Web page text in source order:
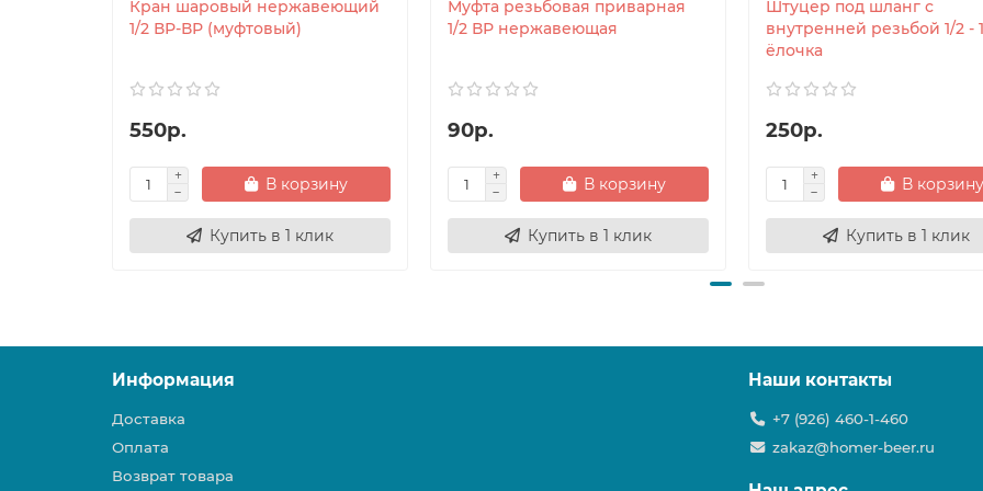
Кран шаровый нержавеющий
1/2 ВР-ВР (муфтовый)
550р.
В корзину
Купить в 1 клик
Муфта резьбовая приварная
1/2 ВР нержавеющая
90р.
В корзину
Купить в 1 клик
Штуцер под шланг с
внутренней резьбой 1/2 -
ёлочка
250р.
В корзину
Купить в 1 клик
Информация
Доставка
Оплата
Возврат товара
Наши контакты
+7 (926) 460-1-460
zakaz@homer-beer.ru